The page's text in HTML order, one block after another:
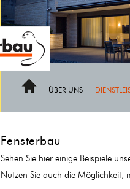
Home ÜBER UNS
Fensterbau
Sehen Sie hier einige Beispiele
Nutzen Sie auch die Möglichkeit,